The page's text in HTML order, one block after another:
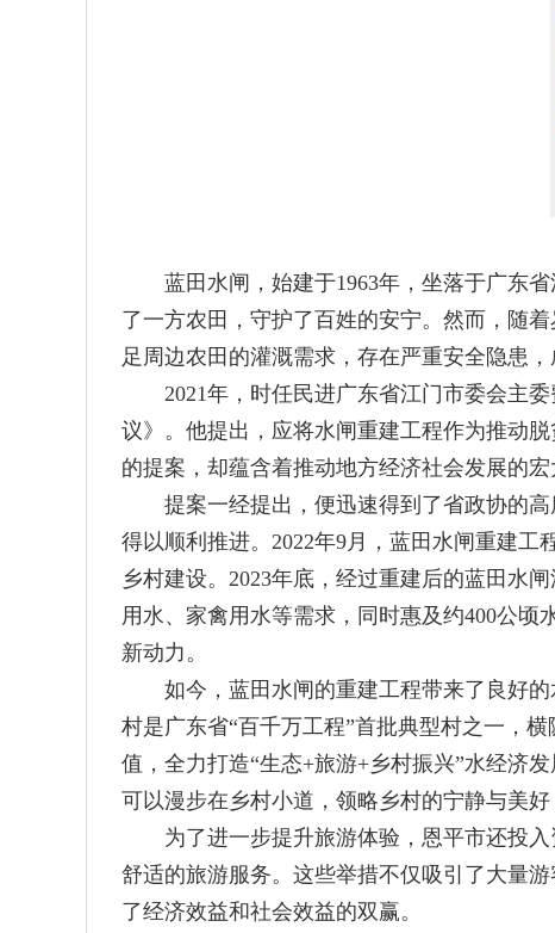
蓝田水闸，始建于1963年，坐落于广东省
了一方农田，守护了百姓的安宁。然而，随
足周边农田的灌溉需求，存在严重安全隐患
2021年，时任民进广东省江门市委会主委
议》。他提出，应将水闸重建工程作为推动
的提案，却蕴含着推动地方经济社会发展的宏
提案一经提出，便迅速得到了省政协的高
得以顺利推进。2022年9月，蓝田水闸重建
乡村建设。2023年底，经过重建后的蓝田水
用水、家禽用水等需求，同时惠及约400公
新动力。
如今，蓝田水闸的重建工程带来了良好的
村是广东省“百千万工程”首批典型村之一，
值，全力打造“生态+旅游+乡村振兴”水经济
可以漫步在乡村小道，领略乡村的宁静与美
为了进一步提升旅游体验，恩平市还投入
舒适的旅游服务。这些举措不仅吸引了大量
了经济效益和社会效益的双赢。